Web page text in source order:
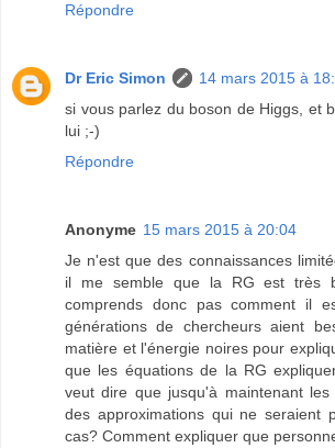
Répondre
Dr Eric Simon
14 mars 2015 à
si vous parlez du boson de Higgs, et
lui ;-)
Répondre
Anonyme 15 mars 2015 à 20:04
Je n'est que des connaissances
il me semble que la RG est très
comprends donc pas comment il
générations de chercheurs aient
matière et l'énergie noires pour
que les équations de la RG
veut dire que jusqu'à maintenant les
des approximations qui ne seraient
cas? Comment expliquer que